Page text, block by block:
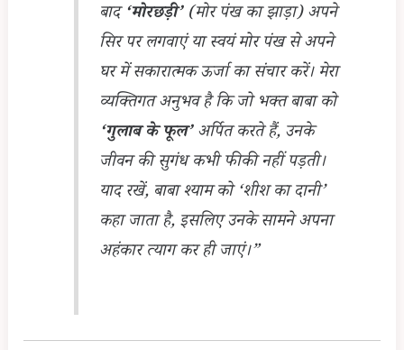
बाद ‘मोरछड़ी’(मोर पंख का झाड़ा) अपने
सिर पर लगवाएं या स्वयं मोर पंख से अपने
घर में सकारात्मक ऊर्जा का संचार करें। मेरा
व्यक्तिगत अनुभव है कि जो भक्त बाबा को
‘गुलाब के फूल’अर्पित करते हैं, उनके
जीवन की सुगंध कभी फीकी नहीं पड़ती।
याद रखें, बाबा श्याम को ‘शीश का दानी’
कहा जाता है, इसलिए उनके सामने अपना
अहंकार त्याग कर ही जाएं।”